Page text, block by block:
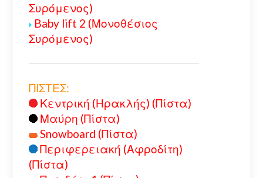
Συρόμενος)
Baby lift 2 (Μονοθέσιος
Συρόμενος)
ΠΙΣΤΕΣ:
Κεντρική (Ηρακλής) (Πίστα)
Μαύρη (Πίστα)
Snowboard (Πίστα)
Περιφερειακή (Αφροδίτη)
(Πίστα)